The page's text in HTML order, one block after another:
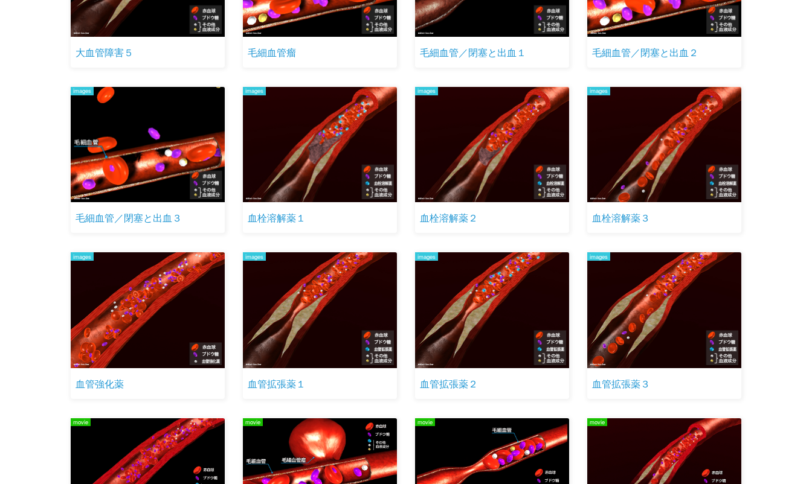
大血管障害５ 毛細血管瘤 毛細血管／閉塞と出血１ 毛細血管／閉塞と出血２
images
毛細血管／閉塞と出血３
images
血栓溶解薬１
images
血栓溶解薬２
images
血栓溶解薬３
images
血管強化薬
images
血管拡張薬１
images
血管拡張薬２
images
血管拡張薬３
movie movie movie movie